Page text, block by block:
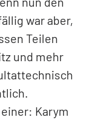
war aber,
Teilen
und mehr
Karym